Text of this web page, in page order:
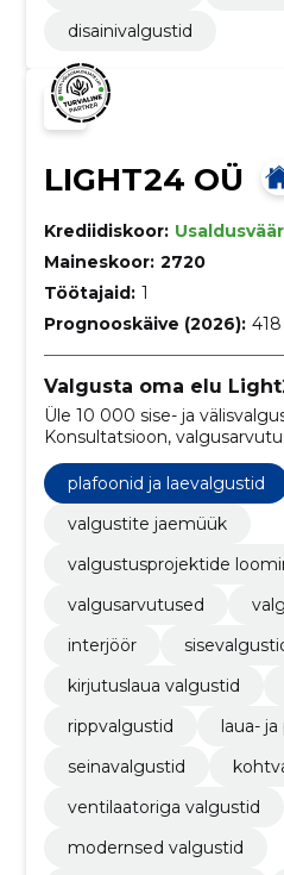
disainivalgustid
LIGHT24 OÜ
Krediidiskoor:
Maineskoor: 2720
Töötajaid: 1
Prognooskäive (2026):
Valgusta oma elu
Üle 10 000 sise- ja
Konsultatsioon,
järelhooldus.
plafoonid ja laevalgustid
valgustite jaemüük
valgustusprojektide
valgusarvutused
interjöör
kirjutuslaua valgustid
rippvalgustid
laua-
seinavalgustid
ventilaatoriga valgustid
modernsed valgustid